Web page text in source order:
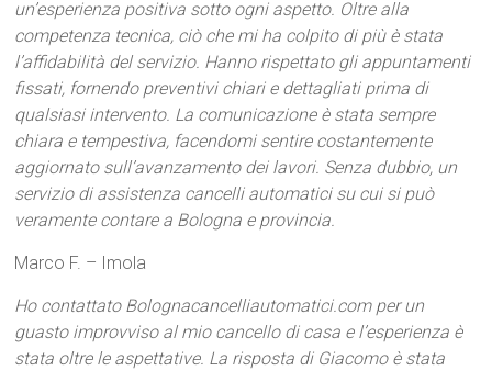
un’esperienza positiva sotto ogni aspetto. Oltre alla
competenza tecnica, ciò che mi ha colpito di più è stata
l’affidabilità del servizio. Hanno rispettato gli appuntamenti
fissati, fornendo preventivi chiari e dettagliati prima di
qualsiasi intervento. La comunicazione è stata sempre
chiara e tempestiva, facendomi sentire costantemente
aggiornato sull’avanzamento dei lavori. Senza dubbio, un
servizio di assistenza cancelli automatici su cui si può
veramente contare a Bologna e provincia.
Marco F. – Imola
Ho contattato Bolognacancelliautomatici.com per un
guasto improvviso al mio cancello di casa e l’esperienza è
stata oltre le aspettative. La risposta di Giacomo è stata